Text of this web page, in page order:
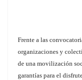
Frente a las
organizaciones y
de una movilización
garantías para el